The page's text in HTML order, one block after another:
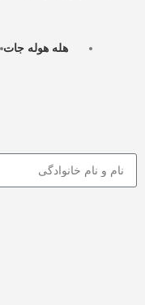
هله هوله جات